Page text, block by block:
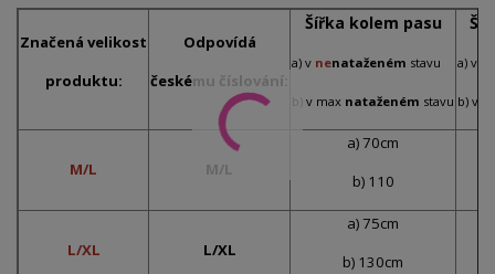
Značená velikost
produktu:
Odpovídá
českému číslování:
Šířka kolem pasu
a) v nenataženém stavu
b) v max nataženém stavu
a) v
b) v
M/L M/L
a) 70cm
b) 110
L/XL L/XL
a) 75cm
b) 130cm